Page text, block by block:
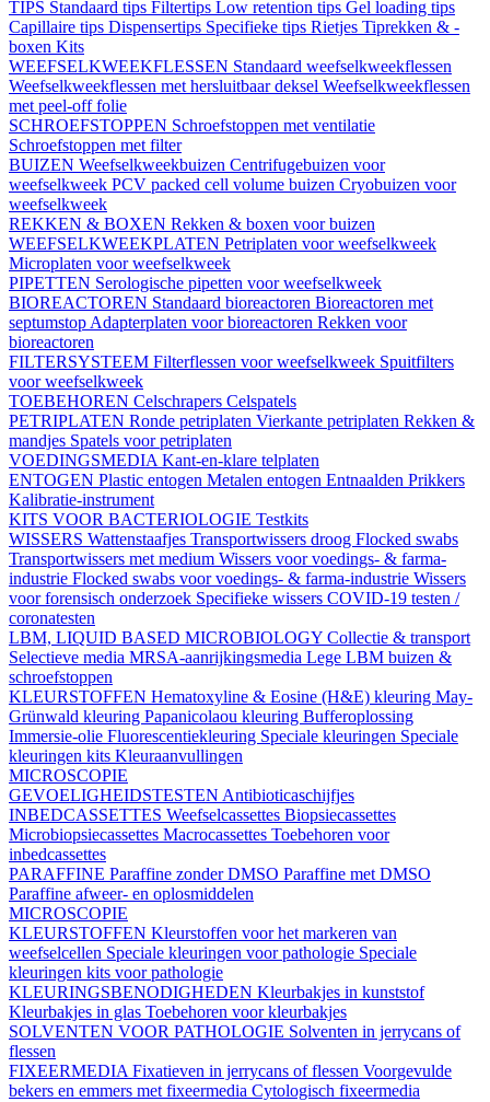
TIPS Standaard tips Filtertips Low retention tips Gel loading tips
Capillaire tips Dispensertips Specifieke tips Rietjes Tiprekken & -
boxen Kits
WEEFSELKWEEKFLESSEN Standaard weefselkweekflessen
Weefselkweekflessen met hersluitbaar deksel Weefselkweekflessen
met peel-off folie
SCHROEFSTOPPEN Schroefstoppen met ventilatie
Schroefstoppen met filter
BUIZEN Weefselkweekbuizen Centrifugebuizen voor
weefselkweek PCV packed cell volume buizen Cryobuizen voor
weefselkweek
REKKEN & BOXEN Rekken & boxen voor buizen
WEEFSELKWEEKPLATEN Petriplaten voor weefselkweek
Microplaten voor weefselkweek
PIPETTEN Serologische pipetten voor weefselkweek
BIOREACTOREN Standaard bioreactoren Bioreactoren met
septumstop Adapterplaten voor bioreactoren Rekken voor
bioreactoren
FILTERSYSTEEM Filterflessen voor weefselkweek Spuitfilters
voor weefselkweek
TOEBEHOREN Celschrapers Celspatels
PETRIPLATEN Ronde petriplaten Vierkante petriplaten Rekken &
mandjes Spatels voor petriplaten
VOEDINGSMEDIA Kant-en-klare telplaten
ENTOGEN Plastic entogen Metalen entogen Entnaalden Prikkers
Kalibratie-instrument
KITS VOOR BACTERIOLOGIE Testkits
WISSERS Wattenstaafjes Transportwissers droog Flocked swabs
Transportwissers met medium Wissers voor voedings- & farma-
industrie Flocked swabs voor voedings- & farma-industrie Wissers
voor forensisch onderzoek Specifieke wissers COVID-19 testen /
coronatesten
LBM, LIQUID BASED MICROBIOLOGY Collectie & transport
Selectieve media MRSA-aanrijkingsmedia Lege LBM buizen &
schroefstoppen
KLEURSTOFFEN Hematoxyline & Eosine (H&E) kleuring May-
Grünwald kleuring Papanicolaou kleuring Bufferoplossing
Immersie-olie Fluorescentiekleuring Speciale kleuringen Speciale
kleuringen kits Kleuraanvullingen
MICROSCOPIE
GEVOELIGHEIDSTESTEN Antibioticaschijfjes
INBEDCASSETTES Weefselcassettes Biopsiecassettes
Microbiopsiecassettes Macrocassettes Toebehoren voor
inbedcassettes
PARAFFINE Paraffine zonder DMSO Paraffine met DMSO
Paraffine afweer- en oplosmiddelen
MICROSCOPIE
KLEURSTOFFEN Kleurstoffen voor het markeren van
weefselcellen Speciale kleuringen voor pathologie Speciale
kleuringen kits voor pathologie
KLEURINGSBENODIGHEDEN Kleurbakjes in kunststof
Kleurbakjes in glas Toebehoren voor kleurbakjes
SOLVENTEN VOOR PATHOLOGIE Solventen in jerrycans of
flessen
FIXEERMEDIA Fixatieven in jerrycans of flessen Voorgevulde
bekers en emmers met fixeermedia Cytologisch fixeermedia